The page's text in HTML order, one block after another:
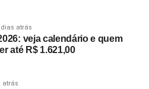
dias atrás
veja calendário e quem
até R$ 1.621,00
atrás